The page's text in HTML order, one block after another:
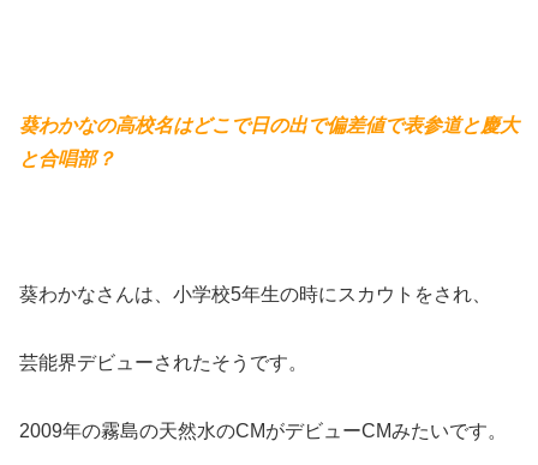
葵わかなの高校名はどこで日の出で偏差値で表参道と慶大
と合唱部？
葵わかなさんは、小学校5年生の時にスカウトをされ、
芸能界デビューされたそうです。
2009年の霧島の天然水のCMがデビューCMみたいです。